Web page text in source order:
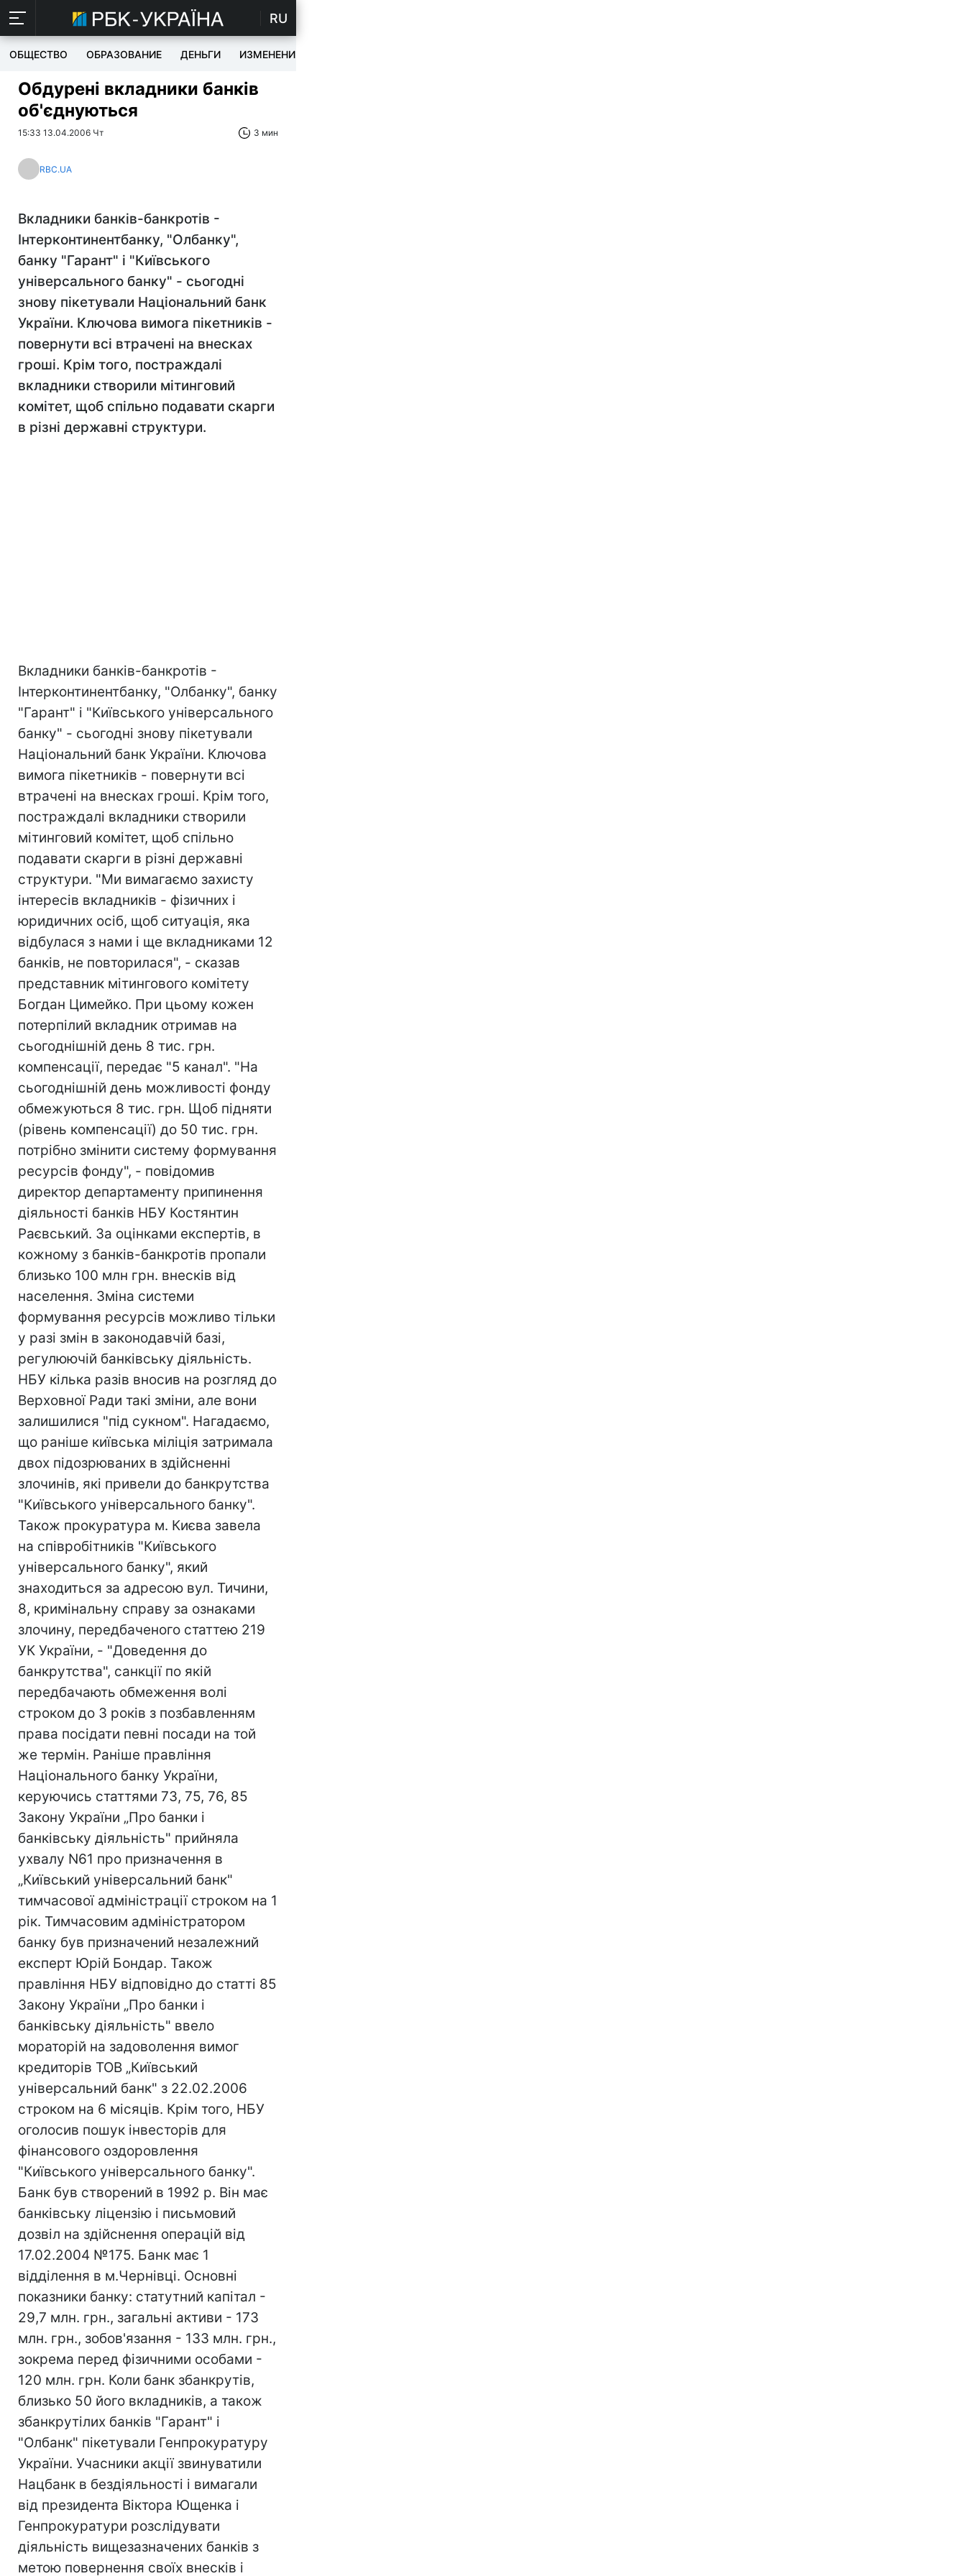
RU
ОБЩЕСТВО ОБРАЗОВАНИЕ ДЕНЬГИ ИЗМЕНЕНИЯ
Обдурені вкладники банків
об'єднуються
15:33 13.04.2006 Чт 3 мин
RBC.UA
Вкладники банків-банкротів -
Інтерконтинентбанку, "Олбанку",
банку "Гарант" і "Київського
універсального банку" - сьогодні
знову пікетували Національний банк
України. Ключова вимога пікетників -
повернути всі втрачені на внесках
гроші. Крім того, постраждалі
вкладники створили мітинговий
комітет, щоб спільно подавати скарги
в різні державні структури.
Вкладники банків-банкротів -
Інтерконтинентбанку, "Олбанку", банку
"Гарант" і "Київського універсального
банку" - сьогодні знову пікетували
Національний банк України. Ключова
вимога пікетників - повернути всі
втрачені на внесках гроші. Крім того,
постраждалі вкладники створили
мітинговий комітет, щоб спільно
подавати скарги в різні державні
структури. "Ми вимагаємо захисту
інтересів вкладників - фізичних і
юридичних осіб, щоб ситуація, яка
відбулася з нами і ще вкладниками 12
банків, не повторилася", - сказав
представник мітингового комітету
Богдан Цимейко. При цьому кожен
потерпілий вкладник отримав на
сьогоднішній день 8 тис. грн.
компенсації, передає "5 канал". "На
сьогоднішній день можливості фонду
обмежуються 8 тис. грн. Щоб підняти
(рівень компенсації) до 50 тис. грн.
потрібно змінити систему формування
ресурсів фонду", - повідомив
директор департаменту припинення
діяльності банків НБУ Костянтин
Раєвський. За оцінками експертів, в
кожному з банків-банкротів пропали
близько 100 млн грн. внесків від
населення. Зміна системи
формування ресурсів можливо тільки
у разі змін в законодавчій базі,
регулюючій банківську діяльність.
НБУ кілька разів вносив на розгляд до
Верховної Ради такі зміни, але вони
залишилися "під сукном". Нагадаємо,
що раніше київська міліція затримала
двох підозрюваних в здійсненні
злочинів, які привели до банкрутства
"Київського універсального банку".
Також прокуратура м. Києва завела
на співробітників "Київського
універсального банку", який
знаходиться за адресою вул. Тичини,
8, кримінальну справу за ознаками
злочину, передбаченого статтею 219
УК України, - "Доведення до
банкрутства", санкції по якій
передбачають обмеження волі
строком до 3 років з позбавленням
права посідати певні посади на той
же термін. Раніше правління
Національного банку України,
керуючись статтями 73, 75, 76, 85
Закону України „Про банки і
банківську діяльність" прийняла
ухвалу N61 про призначення в
„Київський універсальний банк"
тимчасової адміністрації строком на 1
рік. Тимчасовим адміністратором
банку був призначений незалежний
експерт Юрій Бондар. Також
правління НБУ відповідно до статті 85
Закону України „Про банки і
банківську діяльність" ввело
мораторій на задоволення вимог
кредиторів ТОВ „Київський
універсальний банк" з 22.02.2006
строком на 6 місяців. Крім того, НБУ
оголосив пошук інвесторів для
фінансового оздоровлення
"Київського універсального банку".
Банк був створений в 1992 р. Він має
банківську ліцензію і письмовий
дозвіл на здійснення операцій від
17.02.2004 №175. Банк має 1
відділення в м.Чернівці. Основні
показники банку: статутний капітал -
29,7 млн. грн., загальні активи - 173
млн. грн., зобов'язання - 133 млн. грн.,
зокрема перед фізичними особами -
120 млн. грн. Коли банк збанкрутів,
близько 50 його вкладників, а також
збанкрутілих банків "Гарант" і
"Олбанк" пікетували Генпрокуратуру
України. Учасники акції звинуватили
Нацбанк в бездіяльності і вимагали
від президента Віктора Ющенка і
Генпрокуратури розслідувати
діяльність вищезазначених банків з
метою повернення своїх внесків і